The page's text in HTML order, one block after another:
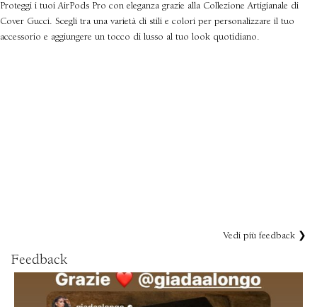
Proteggi i tuoi AirPods Pro con eleganza grazie alla Collezione Artigianale di
Cover Gucci. Scegli tra una varietà di stili e colori per personalizzare il tuo
accessorio e aggiungere un tocco di lusso al tuo look quotidiano.
Feedback
Vedi più feedback ❯